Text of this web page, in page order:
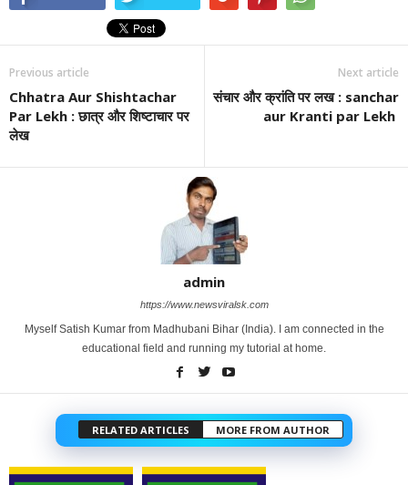
Previous article
Chhatra Aur Shishtachar
Par Lekh : छात्र और शिष्टाचार पर
लेख
Next article
संचार और क्रांति पर लख : sanchar
aur Kranti par Lekh
admin
https://www.newsviralsk.com
Myself Satish Kumar from Madhubani Bihar (India). I am connected in the
educational field and running my tutorial at home.
RELATED ARTICLES MORE FROM AUTHOR